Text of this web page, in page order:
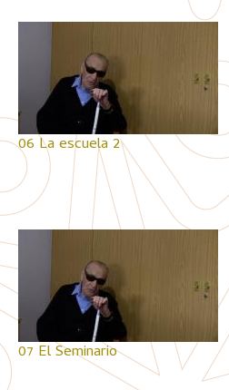
06 La escuela 2
07 El Seminario